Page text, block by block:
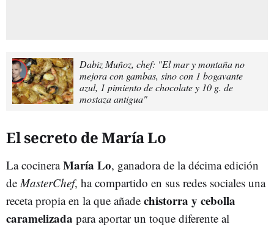
Dabiz Muñoz, chef: "El mar y montaña no
mejora con gambas, sino con 1 bogavante
azul, 1 pimiento de chocolate y 10 g. de
mostaza antigua"
El secreto de María Lo
La cocineraMaría Lo, ganadora de la décima edición
de MasterChef, ha compartido en sus redes sociales una
receta propia en la que añade chistorra y cebolla
caramelizada para aportar un toque diferente al